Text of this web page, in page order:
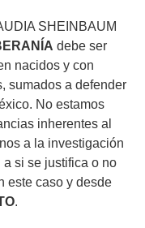
SHEINBAUM
debe ser
nacidos y con
sumados a defender
No estamos
inherentes al
a la investigación
si se justifica o no
este caso y desde
.